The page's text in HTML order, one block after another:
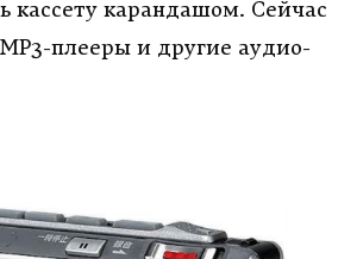
кассету карандашом. Сейчас
плееры и другие аудио-